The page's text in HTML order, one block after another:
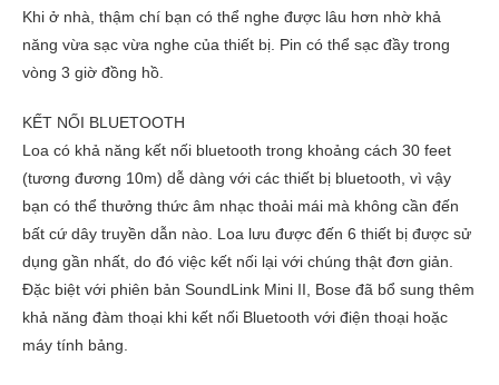
Khi ở nhà, thậm chí bạn có thể nghe được lâu hơn nhờ khả
năng vừa sạc vừa nghe của thiết bị. Pin có thể sạc đầy trong
vòng 3 giờ đồng hồ.
KẾT NỐI BLUETOOTH
Loa có khả năng kết nối bluetooth trong khoảng cách 30 feet
(tương đương 10m) dễ dàng với các thiết bị bluetooth, vì vậy
bạn có thể thưởng thức âm nhạc thoải mái mà không cần đến
bất cứ dây truyền dẫn nào. Loa lưu được đến 6 thiết bị được sử
dụng gần nhất, do đó việc kết nối lại với chúng thật đơn giản.
Đặc biệt với phiên bản SoundLink Mini II, Bose đã bổ sung thêm
khả năng đàm thoại khi kết nối Bluetooth với điện thoại hoặc
máy tính bảng.